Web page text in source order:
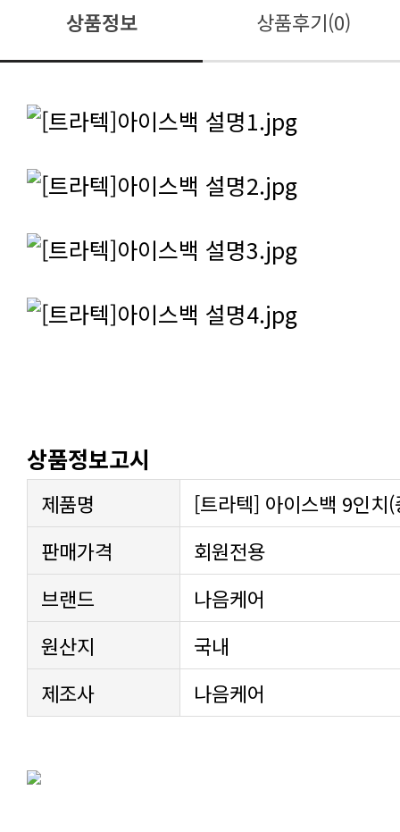
상품정보 상품후기(0)
상품정보고시
제품명
[트라텍] 아이스백 9인치
판매가격
회원전용
브랜드
나음케어
원산지
국내
제조사
나음케어